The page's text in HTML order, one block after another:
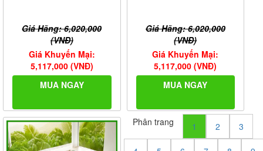
Giá Hãng: 6,020,000
(VNĐ)
Giá Khuyến Mại:
5,117,000 (VNĐ)
MUA NGAY
Giá Hãng: 6,020,000
(VNĐ)
Giá Khuyến Mại:
5,117,000 (VNĐ)
MUA NGAY
Phân trang 1 2 3